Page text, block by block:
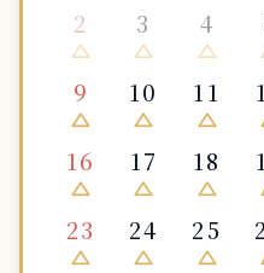
2
change_history
3
change_history
4
change_history
9
change_history
10
change_history
11
change_history
16
change_history
17
change_history
18
change_history
23
change_history
24
change_history
25
change_history